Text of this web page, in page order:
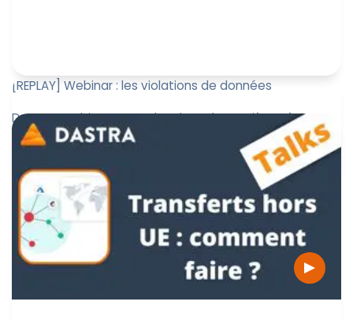
[REPLAY] Webinar : les violations de données
Dans ce webinar, nous abordons de manière très
concrète et pédagogique ce qui doit être fait en cas
Jérôme de Mercey
21 avril 2022